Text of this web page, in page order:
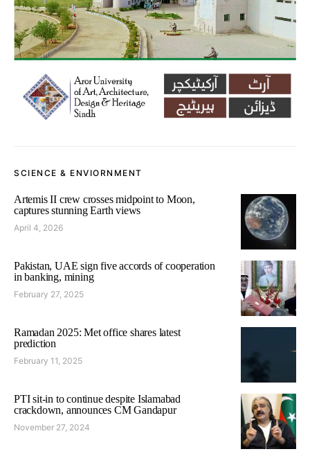
SCIENCE & ENVIORNMENT
Artemis II crew crosses midpoint to Moon,
captures stunning Earth views
April 4, 2026
Pakistan, UAE sign five accords of cooperation
in banking, mining
February 27, 2025
Ramadan 2025: Met office shares latest
prediction
February 11, 2025
PTI sit-in to continue despite Islamabad
crackdown, announces CM Gandapur
November 27, 2024